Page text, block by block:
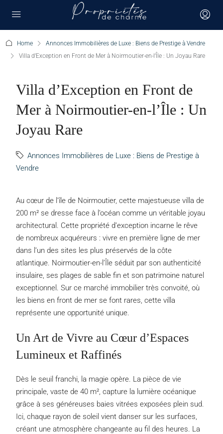
Home
Annonces Immobilières de Luxe : Biens de Prestige à Vendre
Villa d’Exception en Front de Mer à Noirmoutier-en-l’Île : Un Joyau Rare
Villa d’Exception en Front de
Mer à Noirmoutier-en-l’Île : Un
Joyau Rare
Annonces Immobilières de Luxe : Biens de Prestige à
Vendre
Au cœur de l’île de Noirmoutier, cette majestueuse villa de
200 m² se dresse face à l’océan comme un véritable joyau
architectural. Cette propriété d’exception incarne le rêve
de nombreux acquéreurs : vivre en première ligne de mer
dans l’un des sites les plus préservés de la côte
atlantique. Noirmoutier-en-l’Île séduit par son authenticité
insulaire, ses plages de sable fin et son patrimoine naturel
exceptionnel. Sur ce marché immobilier très convoité, où
les biens en front de mer se font rares, cette villa
représente une opportunité unique.
Un Art de Vivre au Cœur d’Espaces
Lumineux et Raffinés
Dès le seuil franchi, la magie opère. La pièce de vie
principale, vaste de 40 m², capture la lumière océanique
grâce à ses généreuses baies vitrées exposées plein sud.
Ici, chaque rayon de soleil vient danser sur les surfaces,
créant une atmosphère changeante au fil des heures. La